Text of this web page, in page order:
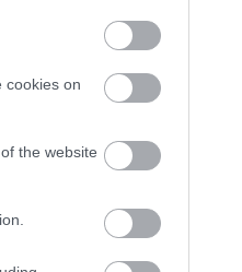
cookies on
the website
Οιδίποδα; Αν γενικώς
κάποιου είδους ανάμειξη
χρόνων, ξεκινώντας με
γραμμένους σε